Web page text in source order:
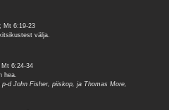
Mt 6:19-23
välja.
Mt 6:24-34
hea.
d John Fisher, piiskop, ja Thomas More,